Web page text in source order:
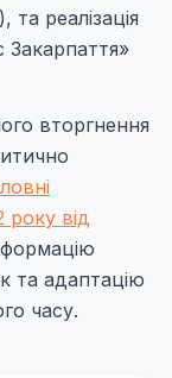
реалізація
Закарпаття»
вторгнення
року від
та адаптацію
часу.